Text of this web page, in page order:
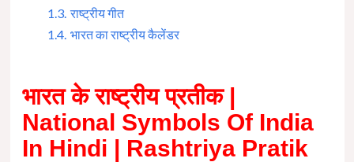
1.3. राष्ट्रीय गीत
1.4. भारत का राष्ट्रीय कैलेंडर
भारत के राष्ट्रीय प्रतीक |
National Symbols Of India
In Hindi | Rashtriya Pratik